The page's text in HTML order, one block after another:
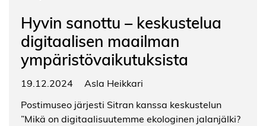
Hyvin sanottu – keskustelua
digitaalisen maailman
ympäristövaikutuksista
19.12.2024
Asla Heikkari
Postimuseo järjesti Sitran kanssa keskustelun
”Mikä on digitaalisuutemme ekologinen jalanjälki?